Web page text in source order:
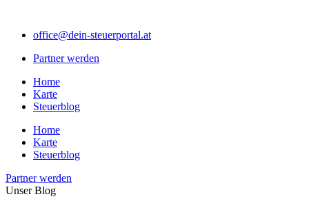
springenoffice@dein-steuerportal.at
Partner werden
Home
Karte
Steuerblog
Home
Karte
Steuerblog
Partner werden
Unser Blog